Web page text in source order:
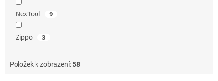
NexTool 9
Zippo 3
Položek k zobrazení:58